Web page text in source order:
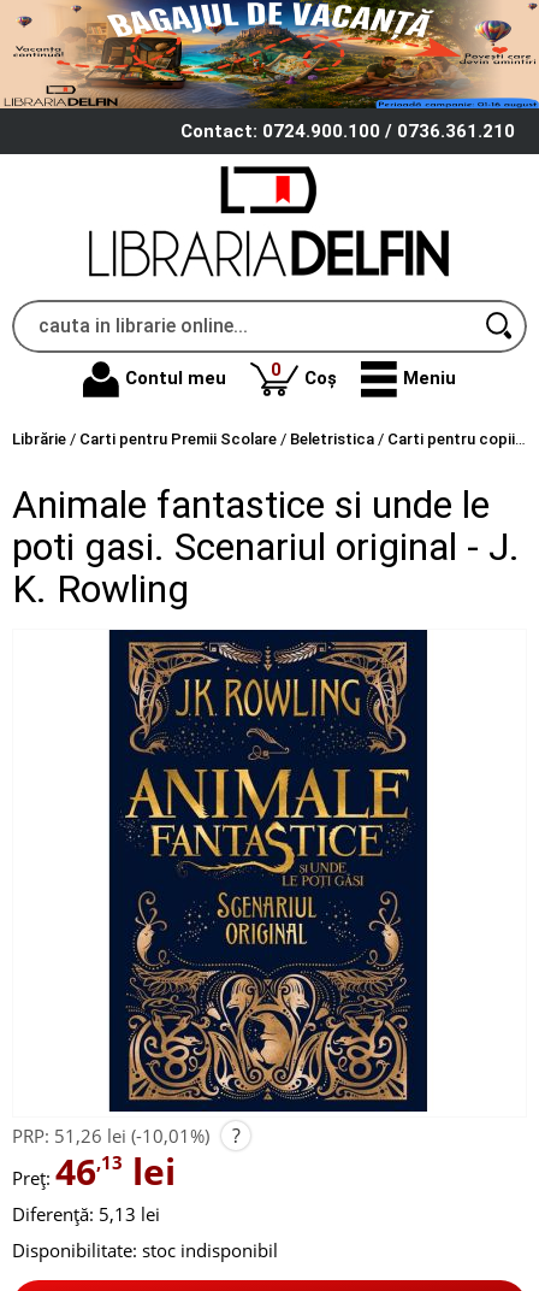
Contact: 0724.900.100 / 0736.361.210
Contul meu 0produse
Coș Meniu
Librărie / Carti pentru Premii Scolare / Beletristica / Carti pentru copii
Animale fantastice si unde le
poti gasi. Scenariul original - J.
K. Rowling
PRP: 51,26 lei (-10,01%) ?
Preț: 46,13 lei
Diferență: 5,13 lei
Disponibilitate: stoc indisponibil